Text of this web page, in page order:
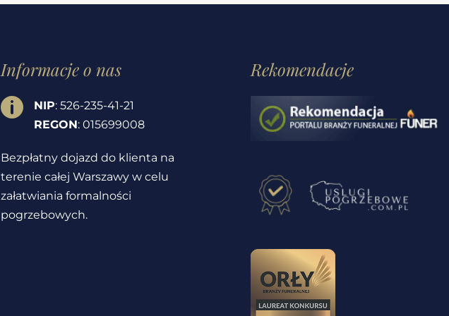
Informacje o nas

NIP: 526-235-41-21
REGON: 015699008
Bezpłatny dojazd do klienta na
terenie całej Warszawy w celu
załatwiania formalności
pogrzebowych.
Rekomendacje